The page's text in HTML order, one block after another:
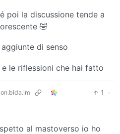
poi la discussione tende a
🤣
di senso
le riflessioni che hai fatto
1
·
al mastoverso io ho